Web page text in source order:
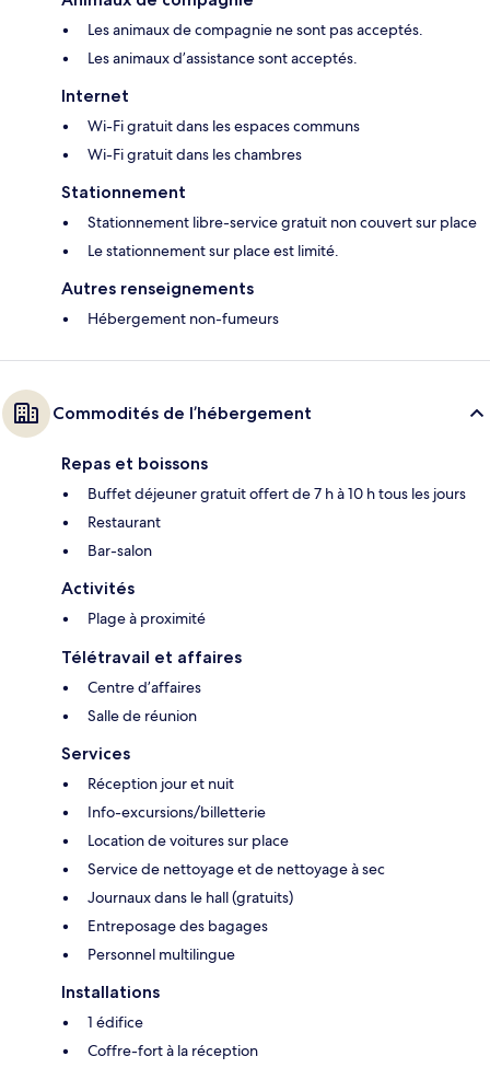
Les animaux de compagnie ne sont pas acceptés.
Les animaux d’assistance sont acceptés.
Internet
Wi-Fi gratuit dans les espaces communs
Wi-Fi gratuit dans les chambres
Stationnement
Stationnement libre-service gratuit non couvert sur place
Le stationnement sur place est limité.
Autres renseignements
Hébergement non-fumeurs
Commodités de l’hébergement
Repas et boissons
Buffet déjeuner gratuit offert de 7 h à 10 h tous les jours
Restaurant
Bar-salon
Activités
Plage à proximité
Télétravail et affaires
Centre d’affaires
Salle de réunion
Services
Réception jour et nuit
Info-excursions/billetterie
Location de voitures sur place
Service de nettoyage et de nettoyage à sec
Journaux dans le hall (gratuits)
Entreposage des bagages
Personnel multilingue
Installations
1 édifice
Coffre-fort à la réception